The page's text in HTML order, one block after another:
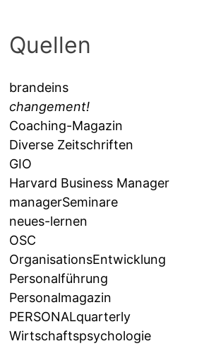
Quellen
brandeins
changement!
Coaching-Magazin
Diverse Zeitschriften
GIO
Harvard Business Manager
managerSeminare
neues-lernen
OSC
OrganisationsEntwicklung
Personalführung
Personalmagazin
PERSONALquarterly
Wirtschaftspsychologie